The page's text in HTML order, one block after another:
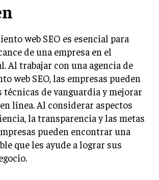
web SEO es esencial para
de una empresa en el
Al trabajar con una agencia de
web SEO, las empresas pueden
técnicas de vanguardia y mejorar
línea. Al considerar aspectos
la transparencia y las metas
pueden encontrar una
que les ayude a lograr sus